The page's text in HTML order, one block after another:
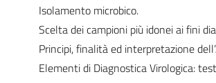
Isolamento microbico.
Scelta dei campioni più idonei ai fini
Principi, finalità ed interpretazione
Elementi di Diagnostica Virologica: